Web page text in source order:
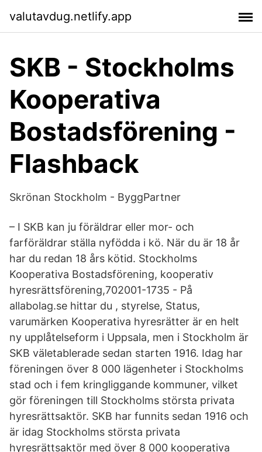
valutavdug.netlify.app
SKB - Stockholms
Kooperativa
Bostadsförening -
Flashback
Skrönan Stockholm - ByggPartner
– I SKB kan ju föräldrar eller mor- och
farföräldrar ställa nyfödda i kö. När du är 18 år
har du redan 18 års kötid. Stockholms
Kooperativa Bostadsförening, kooperativ
hyresrättsförening,702001-1735 - På
allabolag.se hittar du , styrelse, Status,
varumärken Kooperativa hyresrätter är en helt
ny upplåtelseform i Uppsala, men i Stockholm är
SKB väletablerade sedan starten 1916. Idag har
föreningen över 8 000 lägenheter i Stockholms
stad och i fem kringliggande kommuner, vilket
gör föreningen till Stockholms största privata
hyresrättsaktör. SKB har funnits sedan 1916 och
är idag Stockholms största privata
hyresrättsaktör med över 8 000 kooperativa